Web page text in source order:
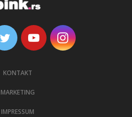
KONTAKT
MARKETING
IMPRESSUM